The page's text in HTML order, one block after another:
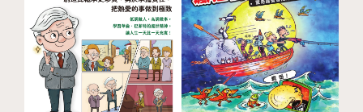
看看工廠中的失物堆，裡面有各式各樣的零件。角落小
夥伴們拿著零件試著組裝，看看是不是可以組合出一個
玩具。
「你們……喜歡做玩具嗎？」